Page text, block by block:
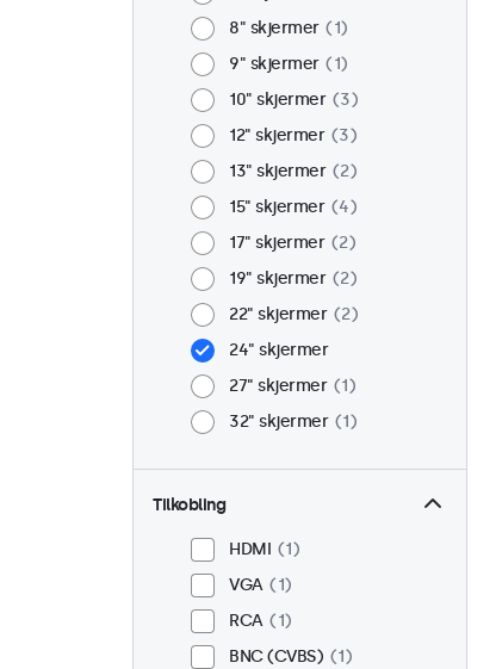
8" skjermer
1
9" skjermer
1
10" skjermer
3
12" skjermer
3
13" skjermer
2
15" skjermer
4
17" skjermer
2
19" skjermer
2
22" skjermer
2
24" skjermer
27" skjermer
1
32" skjermer
1
Tilkobling
HDMI
1
VGA
1
RCA
1
BNC (CVBS)
1